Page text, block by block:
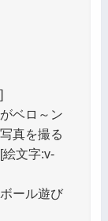
ベロ～ン
真を撮る
文字:v-
ール遊び